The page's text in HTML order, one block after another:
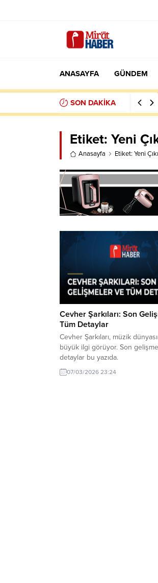
ANASAYFA GÜNDEM
SON DAKİKA
Etiket: Yeni
Anasayfa Etiket: Yeni
Cevher Şarkıları: Son
Tüm Detaylar
Cevher Şarkıları, müzik
büyük ilgi görüyor. Son
detaylar bu yazıda.
07/03/2026 23:24